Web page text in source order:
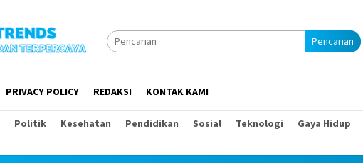
Pencarian
PRIVACY POLICY REDAKSI KONTAK KAMI
Politik Kesehatan Pendidikan Sosial Teknologi Gaya Hidup